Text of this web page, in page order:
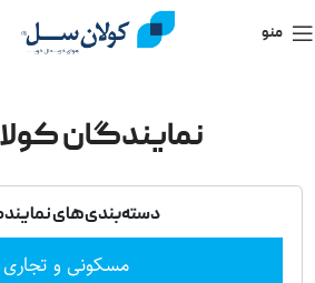
منو
نمایندگان
دسته‌بندی‌های
مسکونی و تجاری